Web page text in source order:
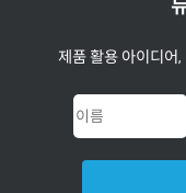
제품 활용 아이디어